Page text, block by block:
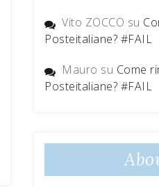
Vito ZOCCO su
Posteitaliane? #FAIL
Mauro su Come
Posteitaliane? #FAIL